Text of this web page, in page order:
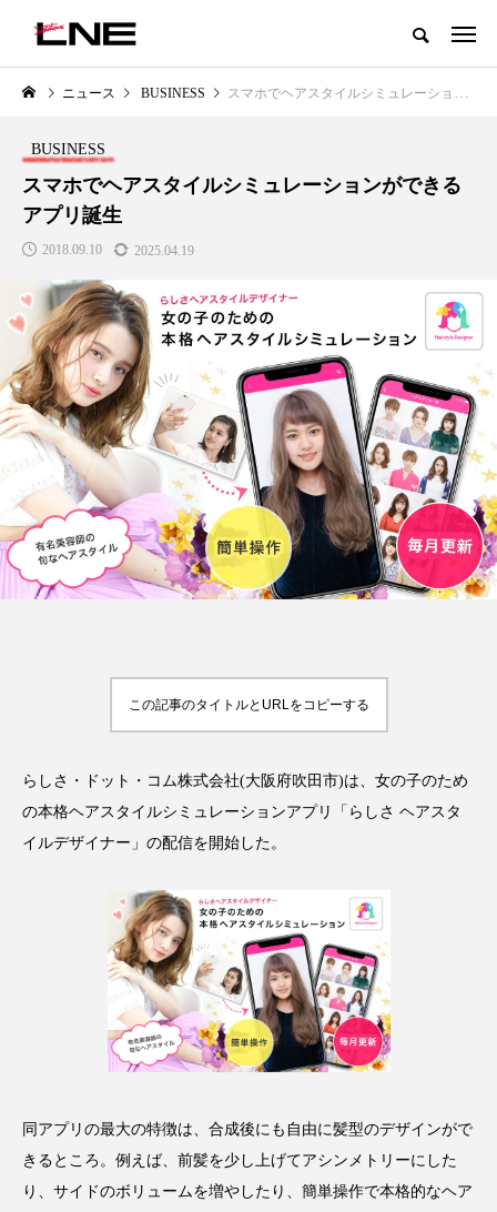
グローバルビューティ＆ヘルスケアビジネス誌
LIFESTYLE
SNSの「加工顔」と美容医療｜AI
がもたらす可能性とこれから
2026.07.13
BUSINESS
GWI調査から読み解く2030年の
都市型スパ――身近なウェルネ
の次世代モデル
2026.08.06
TAG LIST タグ一覧
AI ChatGPT
Gemini Instagram SaaS
アスタキサンチン
アスレジャーコスメ アレルギー アロマ
アンチエイジング アンチソリチュード
インタビュー インナービューティー 冷え
インナービューティーアワード2025受賞商品
ウェアラブルデバイス ウェルネス
ニュース BUSINESS スマホでヘアスタイルシミュレーションができるアプリ誕生
BUSINESS
スマホでヘアスタイルシミュレーションができる
アプリ誕生
2018.09.10 2025.04.19
この記事のタイトルとURLをコピーする
らしさ・ドット・コム株式会社(大阪府吹田市)は、女の子のため
の本格ヘアスタイルシミュレーションアプリ「らしさ ヘアスタ
イルデザイナー」の配信を開始した。
同アプリの最大の特徴は、合成後にも自由に髪型のデザインがで
きるところ。例えば、前髪を少し上げてアシンメトリーにした
り、サイドのボリュームを増やしたり、簡単操作で本格的なヘア